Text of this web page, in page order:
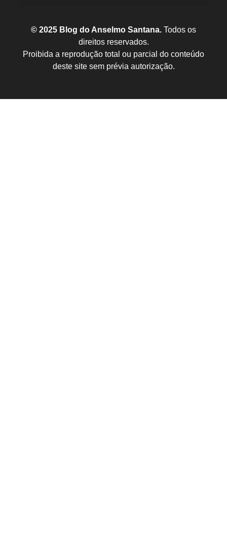
© 2025 Blog do Anselmo Santana. Todos os
direitos reservados.
Proibida a reprodução total ou parcial do conteúdo
deste site sem prévia autorização.